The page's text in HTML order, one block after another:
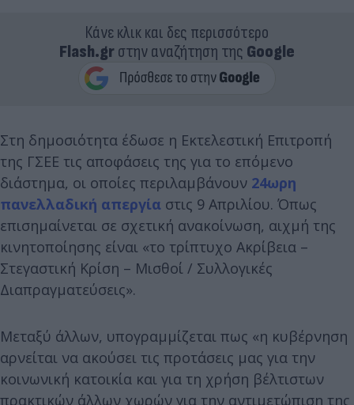
Κάνε κλικ και δες περισσότερο
Flash.grστην αναζήτηση της Google
Στη δημοσιότητα έδωσε η Εκτελεστική Επιτροπή
της ΓΣΕΕ τις αποφάσεις της για το επόμενο
διάστημα, οι οποίες περιλαμβάνουν 24ωρη
πανελλαδική απεργία στις 9 Απριλίου. Όπως
επισημαίνεται σε σχετική ανακοίνωση, αιχμή της
κινητοποίησης είναι «το τρίπτυχο Ακρίβεια –
Στεγαστική Κρίση – Μισθοί / Συλλογικές
Διαπραγματεύσεις».
Μεταξύ άλλων, υπογραμμίζεται πως «η κυβέρνηση
αρνείται να ακούσει τις προτάσεις μας για την
κοινωνική κατοικία και για τη χρήση βέλτιστων
πρακτικών άλλων χωρών για την αντιμετώπιση της